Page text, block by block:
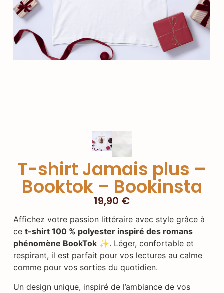
T-shirt Jamais plus –
Booktok – Bookinsta
19,90 €
Affichez votre passion littéraire avec style grâce à
ce t-shirt 100 % polyester inspiré des romans
phénomène BookTok✨. Léger, confortable et
respirant, il est parfait pour vos lectures au calme
comme pour vos sorties du quotidien.
Un design unique, inspiré de l’ambiance de vos